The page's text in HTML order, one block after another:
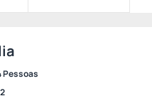
Pessoas